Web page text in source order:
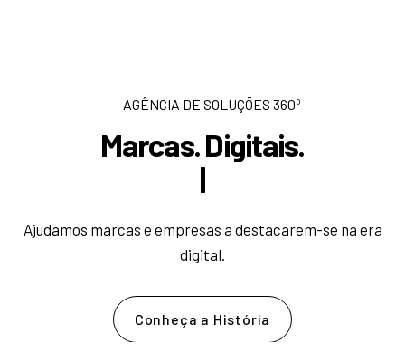
--- AGÊNCIA DE SOLUÇÕES 360º
Marcas. Digitais.
es
Ajudamos marcas e empresas a destacarem-se na era
digital.
Conheça a História